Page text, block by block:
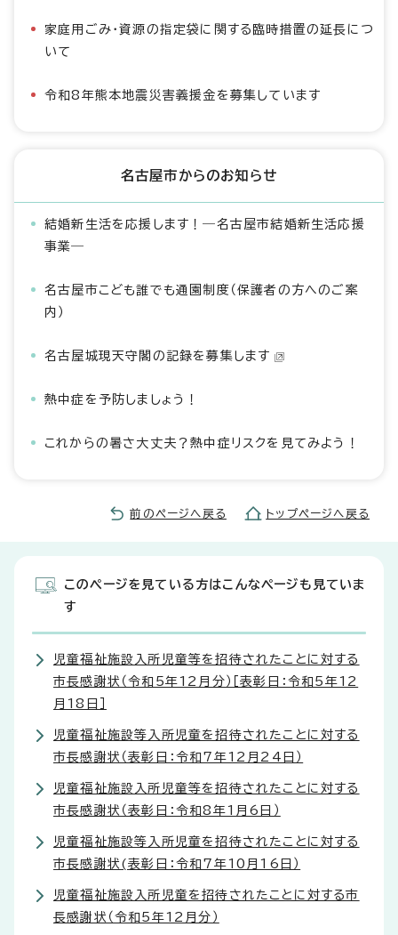
家庭用ごみ・資源の指定袋に関する臨時措置の延長につ
いて
令和8年熊本地震災害義援金を募集しています
名古屋市からのお知らせ
結婚新生活を応援します！―名古屋市結婚新生活応援
事業―
名古屋市こども誰でも通園制度（保護者の方へのご案
内）
名古屋城現天守閣の記録を募集します
熱中症を予防しましょう！
これからの暑さ大丈夫？熱中症リスクを見てみよう！
前のページへ戻る トップページへ戻る
このページを見ている方はこんなページも見ていま
す
児童福祉施設入所児童等を招待されたことに対する
市長感謝状（令和5年12月分）［表彰日：令和5年12
月18日］
児童福祉施設等入所児童を招待されたことに対する
市長感謝状（表彰日：令和7年12月24日）
児童福祉施設入所児童等を招待されたことに対する
市長感謝状（表彰日：令和8年1月6日）
児童福祉施設等入所児童を招待されたことに対する
市長感謝状(表彰日：令和7年10月16日）
児童福祉施設入所児童を招待されたことに対する市
長感謝状（令和5年12月分）